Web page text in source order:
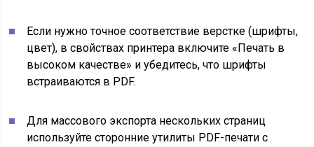
Если нужно точное соответствие верстке (шрифты,
цвет), в свойствах принтера включите «Печать в
высоком качестве» и убедитесь, что шрифты
встраиваются в PDF.
Для массового экспорта нескольких страниц
используйте сторонние утилиты PDF-печати с